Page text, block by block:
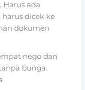
Harus ada
harus dicek ke
dokumen
nego dan
bunga.